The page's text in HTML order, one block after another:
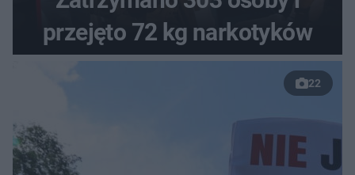
przejęto 72 kg narkotyków
22